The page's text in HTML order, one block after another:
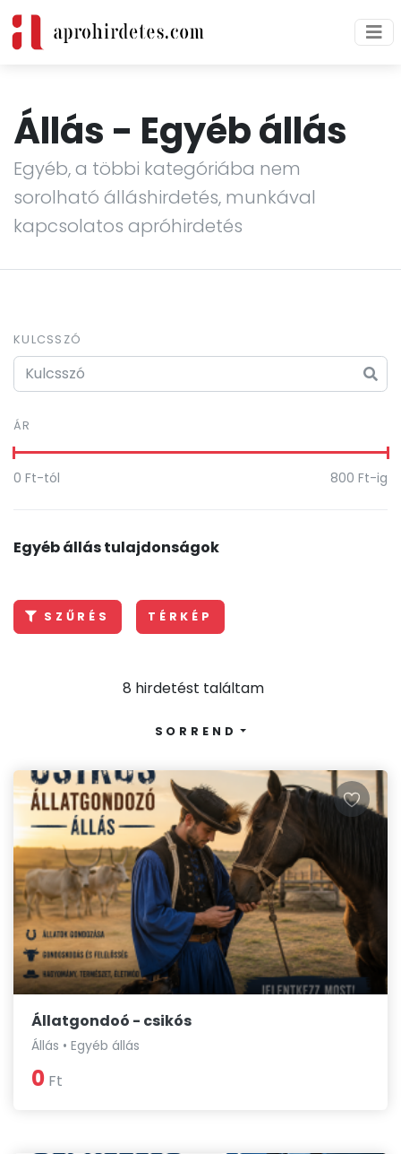
Állás - Egyéb állás
Egyéb, a többi kategóriába nem
sorolható álláshirdetés, munkával
kapcsolatos apróhirdetés
KULCSSZÓ
ÁR
0 Ft-tól 800 Ft-ig
Egyéb állás tulajdonságok
SZŰRÉS TÉRKÉP
8 hirdetést találtam
SORREND
Állatgondoó - csikós
Állás • Egyéb állás
0 Ft